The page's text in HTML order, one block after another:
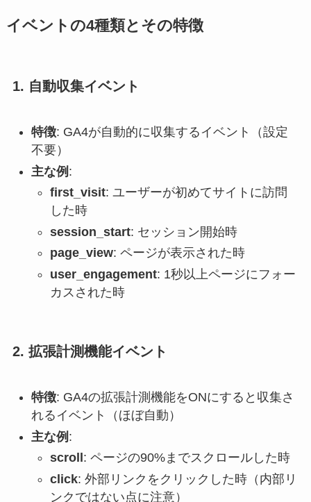
イベントの4種類とその特徴
1. 自動収集イベント
特徴: GA4が自動的に収集するイベント（設定
不要）
主な例 :
first_visit: ユーザーが初めてサイトに訪問
した時
session_start: セッション開始時
page_view: ページが表示された時
user_engagement: 1秒以上ページにフォー
カスされた時
2. 拡張計測機能イベント
特徴: GA4の拡張計測機能をONにすると収集さ
れるイベント（ほぼ自動）
主な例 :
scroll : ページの90%までスクロールした時
click: 外部リンクをクリックした時（内部リ
ンクではない点に注意）